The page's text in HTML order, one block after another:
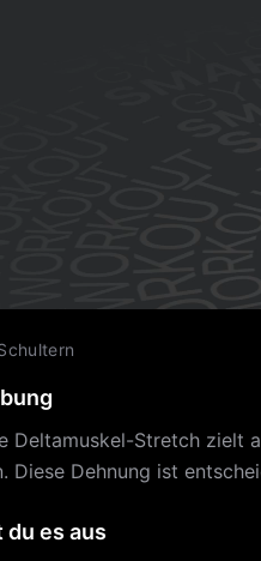
Deltamuskel-Stretch zielt
Diese Dehnung ist
du es aus